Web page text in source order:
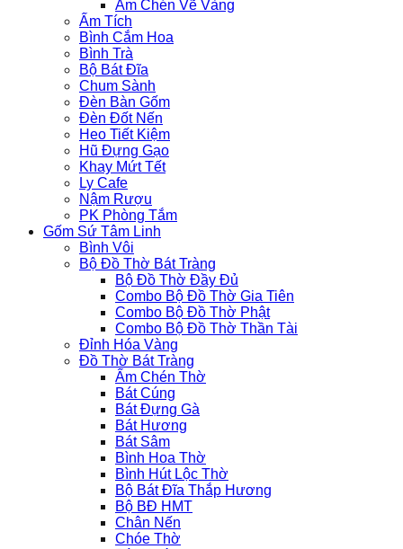
Ấm Chén Vẽ Vàng
Ấm Tích
Bình Cắm Hoa
Bình Trà
Bộ Bát Đĩa
Chum Sành
Đèn Bàn Gốm
Đèn Đốt Nến
Heo Tiết Kiệm
Hũ Đựng Gạo
Khay Mứt Tết
Ly Cafe
Nậm Rượu
PK Phòng Tắm
Gốm Sứ Tâm Linh
Bình Vôi
Bộ Đồ Thờ Bát Tràng
Bộ Đồ Thờ Đầy Đủ
Combo Bộ Đồ Thờ Gia Tiên
Combo Bộ Đồ Thờ Phật
Combo Bộ Đồ Thờ Thần Tài
Đỉnh Hóa Vàng
Đồ Thờ Bát Tràng
Ấm Chén Thờ
Bát Cúng
Bát Đựng Gà
Bát Hương
Bát Sâm
Bình Hoa Thờ
Bình Hút Lộc Thờ
Bộ Bát Đĩa Thắp Hương
Bộ BĐ HMT
Chân Nến
Chóe Thờ